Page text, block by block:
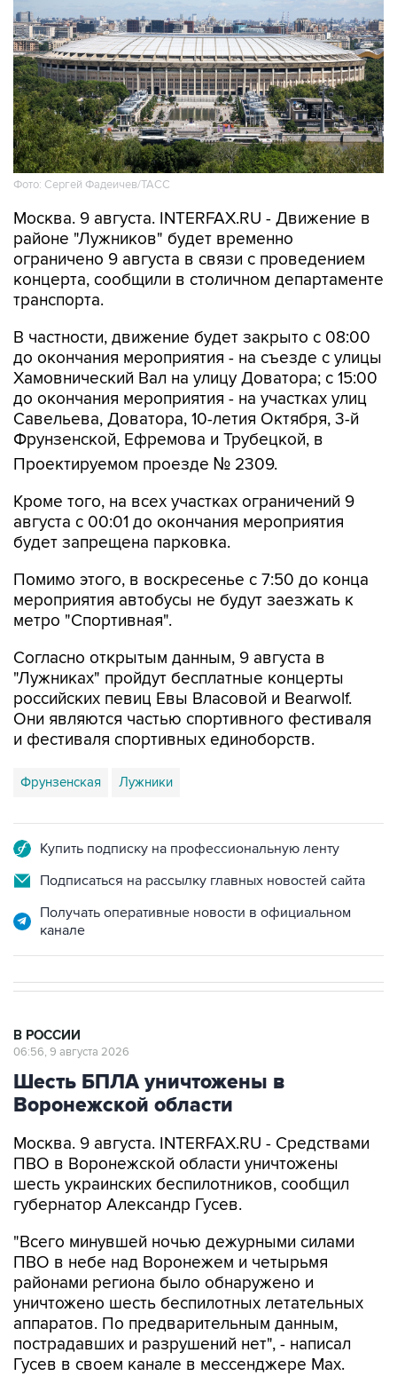
Фото: Сергей Фадеичев/ТАСС
Москва. 9 августа. INTERFAX.RU - Движение в
районе "Лужников" будет временно
ограничено 9 августа в связи с проведением
концерта, сообщили в столичном департаменте
транспорта.
В частности, движение будет закрыто с 08:00
до окончания мероприятия - на съезде с улицы
Хамовнический Вал на улицу Доватора; с 15:00
до окончания мероприятия - на участках улиц
Савельева, Доватора, 10-летия Октября, 3-й
Фрунзенской, Ефремова и Трубецкой, в
Проектируемом проезде № 2309.
Кроме того, на всех участках ограничений 9
августа с 00:01 до окончания мероприятия
будет запрещена парковка.
Помимо этого, в воскресенье с 7:50 до конца
мероприятия автобусы не будут заезжать к
метро "Спортивная".
Согласно открытым данным, 9 августа в
"Лужниках" пройдут бесплатные концерты
российских певиц Евы Власовой и Bearwolf.
Они являются частью спортивного фестиваля
и фестиваля спортивных единоборств.
Фрунзенская Лужники
Купить подписку на профессиональную ленту
Подписаться на рассылку главных новостей сайта
Получать оперативные новости в официальном
канале
В РОССИИ
06:56, 9 августа 2026
Шесть БПЛА уничтожены в
Воронежской области
Москва. 9 августа. INTERFAX.RU - Средствами
ПВО в Воронежской области уничтожены
шесть украинских беспилотников, сообщил
губернатор Александр Гусев.
"Всего минувшей ночью дежурными силами
ПВО в небе над Воронежем и четырьмя
районами региона было обнаружено и
уничтожено шесть беспилотных летательных
аппаратов. По предварительным данным,
пострадавших и разрушений нет", - написал
Гусев в своем канале в мессенджере Max.